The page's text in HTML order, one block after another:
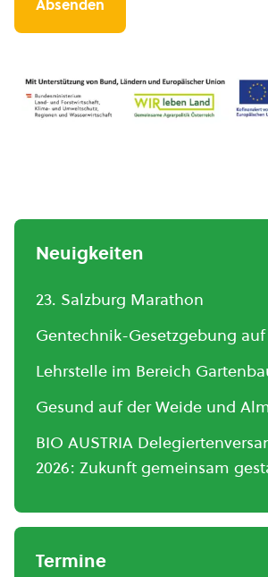
Neuigkeiten
23. Salzburg Marathon
Gentechnik-Gesetzgebung
Lehrstelle im Bereich
Gesund auf der Weide und
BIO AUSTRIA
2026: Zukunft gemeinsam
Termine